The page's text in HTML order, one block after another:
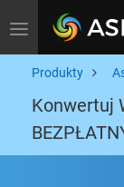
Toggle navigation
Produkty
Konwertuj